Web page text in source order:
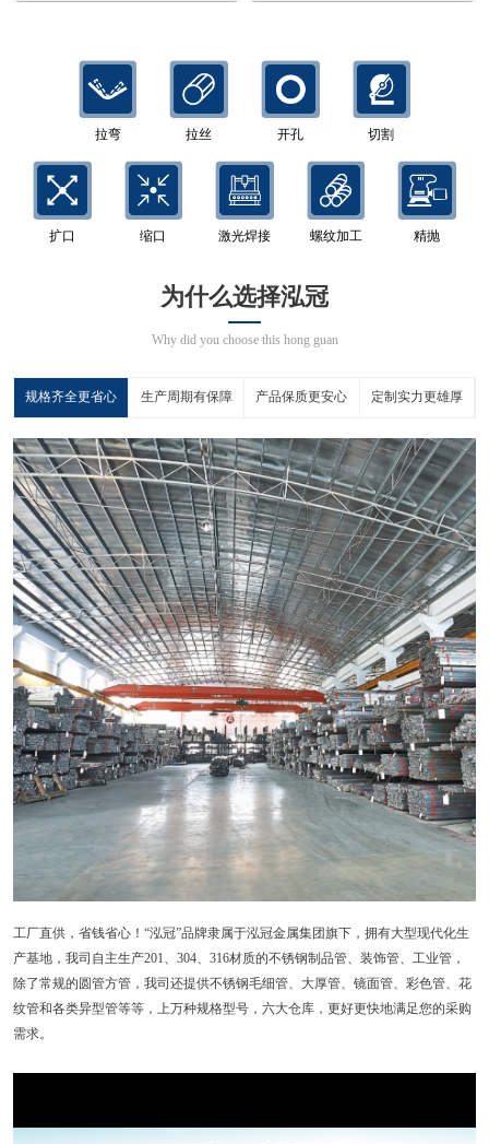
拉弯 拉丝 开孔 切割
扩口 缩口 激光焊接 螺纹加工 精抛
为什么选择泓冠
Why did you choose this hong guan
规格齐全更省心 生产周期有保障 产品保质更安心 定制实力更雄厚
工厂直供，省钱省心！“泓冠”品牌隶属于泓冠金属集团旗下，拥有大型现代化生
产基地，我司自主生产201、304、316材质的不锈钢制品管、装饰管、工业管，
除了常规的圆管方管，我司还提供不锈钢毛细管、大厚管、镜面管、彩色管、花
纹管和各类异型管等等，上万种规格型号，六大仓库，更好更快地满足您的采购
需求。